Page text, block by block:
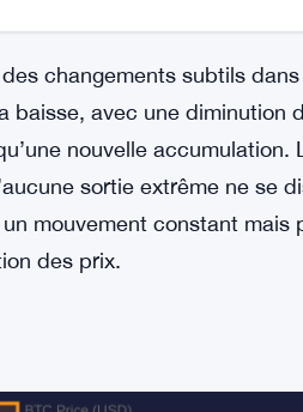
changements subtils
baisse, avec une diminution
nouvelle accumulation.
sortie extrême ne se
mouvement constant mais
des prix.